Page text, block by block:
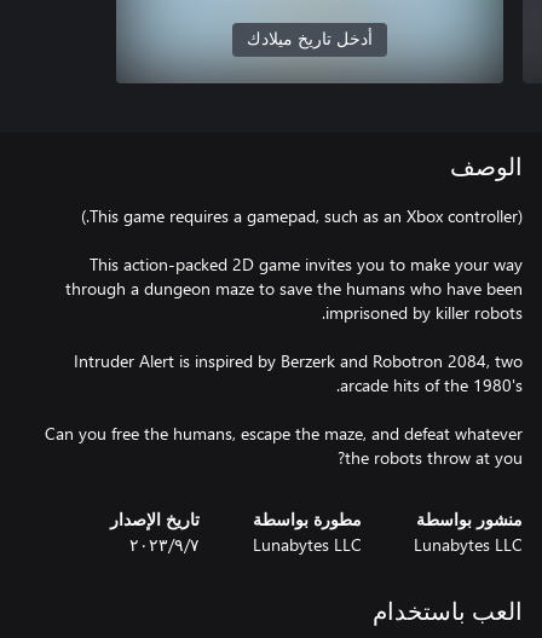
أدخل تاريخ ميلادك
الوصف
This action-packed 2D game invites you to make your way
through a dungeon maze to save the humans who have been
Intruder Alert is inspired by Berzerk and Robotron 2084, two
Can you free the humans, escape the maze, and defeat whatever
the robots throw at you?
منشور بواسطة
Lunabytes LLC
مطورة بواسطة
Lunabytes LLC
تاريخ الإصدار
٧‏/٩‏/٢٠٢٣
العب باستخدام